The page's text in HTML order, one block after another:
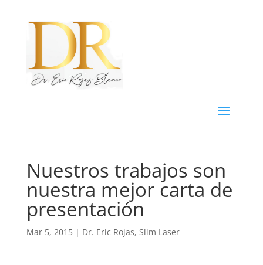
Nuestros trabajos son
nuestra mejor carta de
presentación
Mar 5, 2015| Dr. Eric Rojas, Slim Laser